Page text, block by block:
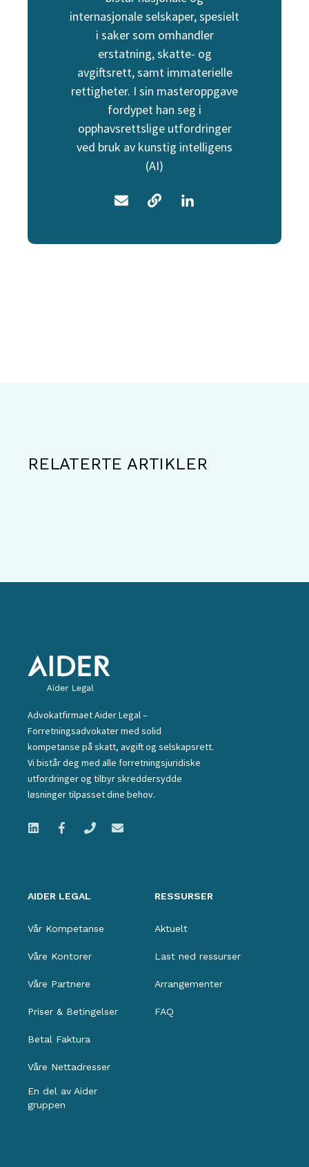
internasjonale selskaper, spesielt
i saker som omhandler
erstatning, skatte- og
avgiftsrett, samt immaterielle
rettigheter. I sin masteroppgave
fordypet han seg i
opphavsrettslige utfordringer
ved bruk av kunstig intelligens
(AI)
RELATERTE ARTIKLER
Advokatfirmaet Aider Legal –
Forretningsadvokater med solid
kompetanse på skatt, avgift og selskapsrett.
Vi bistår deg med alle forretningsjuridiske
utfordringer og tilbyr skreddersydde
løsninger tilpasset dine behov.
AIDER LEGAL
Vår Kompetanse
Våre Kontorer
Våre Partnere
Priser & Betingelser
Betal Faktura
Våre Nettadresser
En del av Aider
gruppen
RESSURSER
Aktuelt
Last ned ressurser
Arrangementer
FAQ